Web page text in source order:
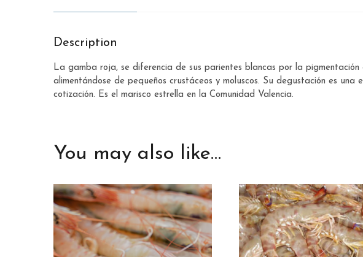
Description
La gamba roja, se diferencia de sus parientes blancas por la
alimentándose de pequeños crustáceos y moluscos. Su degustación es
cotización. Es el marisco estrella en la Comunidad Valencia.
You may also like…